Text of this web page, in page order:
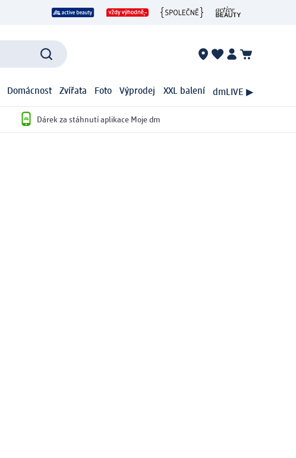
Domácnost Zvířata Foto Výprodej XXL balení dmLIVE ▶
Dárek za stáhnutí aplikace Moje dm